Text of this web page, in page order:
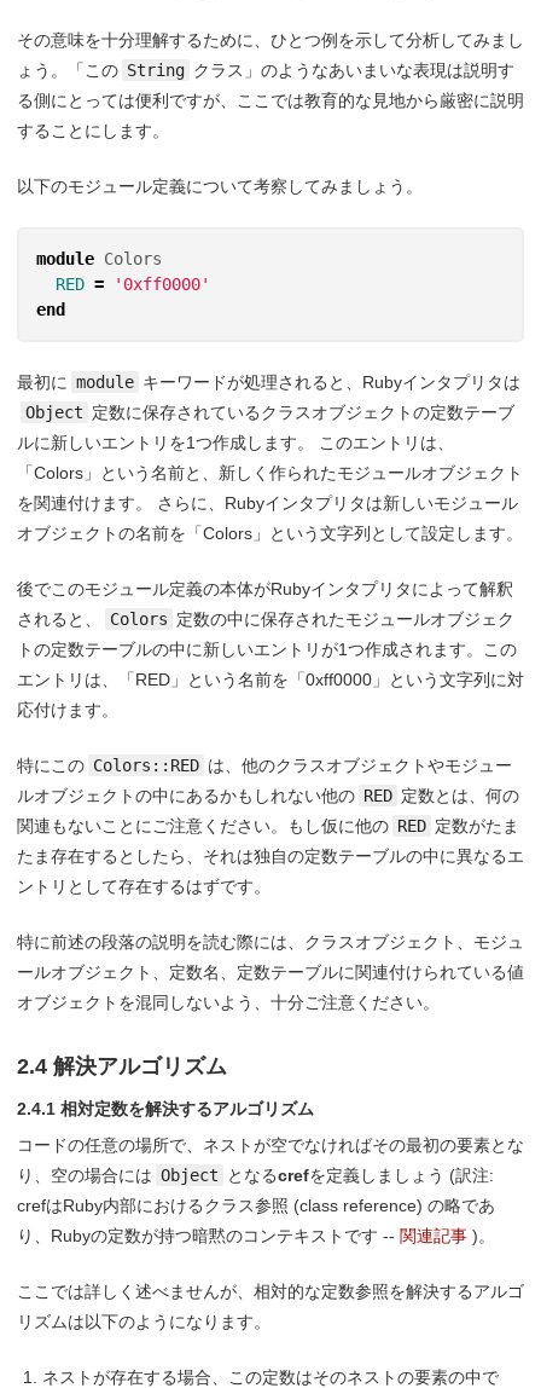
その意味を十分理解するために、ひとつ例を示して分析してみまし
ょう。「この String クラス」のようなあいまいな表現は説明す
る側にとっては便利ですが、ここでは教育的な見地から厳密に説明
することにします。
以下のモジュール定義について考察してみましょう。
module Colors
RED =
'0xff0000'
end
最初に module キーワードが処理されると、Rubyインタプリタは
Object 定数に保存されているクラスオブジェクトの定数テーブ
ルに新しいエントリを1つ作成します。 このエントリは、
「Colors」という名前と、新しく作られたモジュールオブジェクト
を関連付けます。 さらに、Rubyインタプリタは新しいモジュール
オブジェクトの名前を「Colors」という文字列として設定します。
後でこのモジュール定義の本体がRubyインタプリタによって解釈
されると、
Colors 定数の中に保存されたモジュールオブジェク
トの定数テーブルの中に新しいエントリが1つ作成されます。この
エントリは、「RED」という名前を「0xff0000」という文字列に対
応付けます。
特にこの Colors::RED は、他のクラスオブジェクトやモジュー
ルオブジェクトの中にあるかもしれない他の RED 定数とは、何の
関連もないことにご注意ください。もし仮に他の RED 定数がたま
たま存在するとしたら、それは独自の定数テーブルの中に異なるエ
ントリとして存在するはずです。
特に前述の段落の説明を読む際には、クラスオブジェクト、モジュ
ールオブジェクト、定数名、定数テーブルに関連付けられている値
オブジェクトを混同しないよう、十分ご注意ください。
2.4 解決アルゴリズム
2.4.1 相対定数を解決するアルゴリズム
コードの任意の場所で、ネストが空でなければその最初の要素とな
り、空の場合には Object となるcrefを定義しましょう (訳注:
crefはRuby内部におけるクラス参照 (class reference) の略であ
り、Rubyの定数が持つ暗黙のコンテキストです -- 関連記事 )。
ここでは詳しく述べませんが、相対的な定数参照を解決するアルゴ
リズムは以下のようになります。
ネストが存在する場合、この定数はそのネストの要素の中で